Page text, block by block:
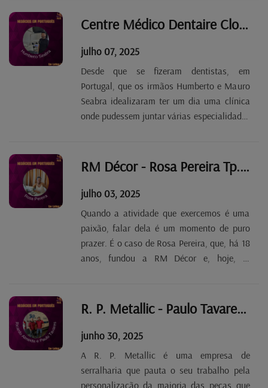
parece estar a dar sinais de recuperação,Centre Médico Dentaire Cloche d'Or - Humberto Seabra Tp. 2 Ep.85
julho 07, 2025
Desde que se fizeram dentistas, em
Portugal, que os irmãos Humberto e Mauro
Seabra idealizaram ter um dia uma clínica
onde pudessem juntar várias especialidades
concretizou-se quando abriram o CentreRM Décor - Rosa Pereira Tp. 2 Ep. 84
julho 03, 2025
Quando a atividade que exercemos é uma
paixão, falar dela é um momento de puro
prazer. É o caso de Rosa Pereira, que, há 18
anos, fundou a RM Décor e, hoje, já
não tem segredos para ela, seja qual for o
R. P. Metallic - Paulo Tavares Tp. 2 Ep. 83
junho 30, 2025
A R. P. Metallic é uma empresa de
serralharia que pauta o seu trabalho pela
personalização da maioria das peças que